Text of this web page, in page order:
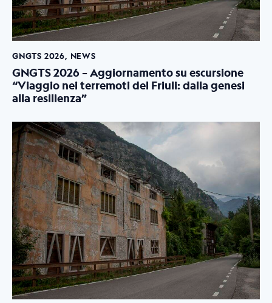
GNGTS 2026, NEWS
GNGTS 2026 – Aggiornamento su escursione
“Viaggio nei terremoti del Friuli: dalla genesi
alla resilienza”